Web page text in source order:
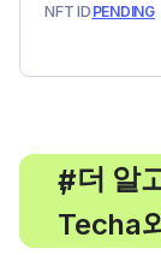
NFT ID PENDING
#
, 더 알
Techa